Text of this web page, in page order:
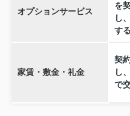
オプションサービス
を
し
する
家賃・敷金・礼金
契
し
で